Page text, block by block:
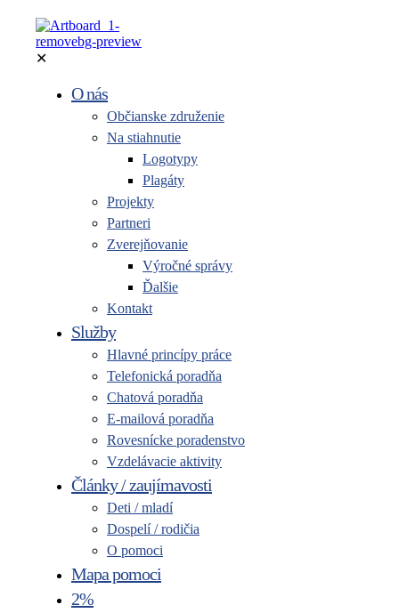
✕
O nás
Občianske združenie
Na stiahnutie
Logotypy
Plagáty
Projekty
Partneri
Zverejňovanie
Výročné správy
Ďalšie
Kontakt
Služby
Hlavné princípy práce
Telefonická poradňa
Chatová poradňa
E-mailová poradňa
Rovesnícke poradenstvo
Vzdelávacie aktivity
Články / zaujímavosti
Deti / mladí
Dospelí / rodičia
O pomoci
Mapa pomoci
2%